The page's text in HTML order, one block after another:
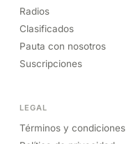
Radios
Clasificados
Pauta con nosotros
Suscripciones
LEGAL
Términos y condiciones